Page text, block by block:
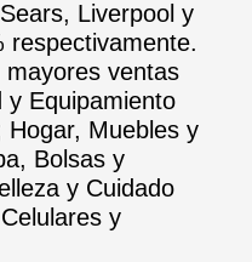
Liverpool y
respectivamente.
ventas
y Equipamiento
Hogar, Muebles y
Bolsas y
y Cuidado
y